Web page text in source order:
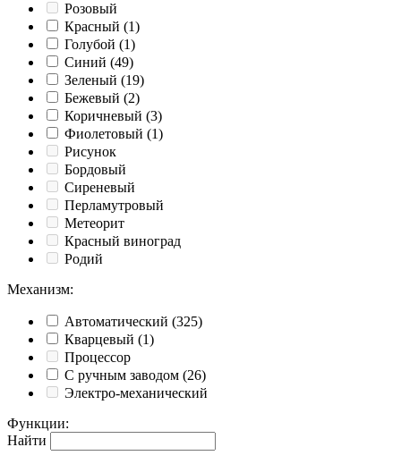
Розовый
Красный (1)
Голубой (1)
Синий (49)
Зеленый (19)
Бежевый (2)
Коричневый (3)
Фиолетовый (1)
Рисунок
Бордовый
Сиреневый
Перламутровый
Метеорит
Красный виноград
Родий
Механизм:
Автоматический (325)
Кварцевый (1)
Процессор
С ручным заводом (26)
Электро-механический
Функции:
Найти